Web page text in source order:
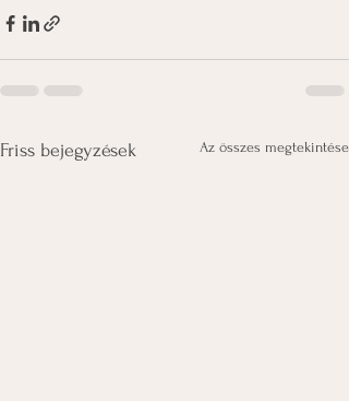
Friss bejegyzések Az összes megtekintése